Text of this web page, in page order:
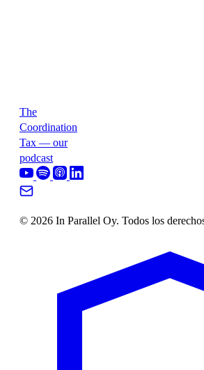
The
Coordination
Tax — our
podcast
© 2026 In Parallel Oy. Todos los